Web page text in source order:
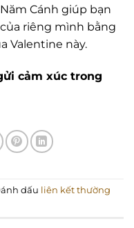
Cánh giúp bạn
riêng mình bằng
Valentine này.
cảm xúc trong
dấu liên kết thường